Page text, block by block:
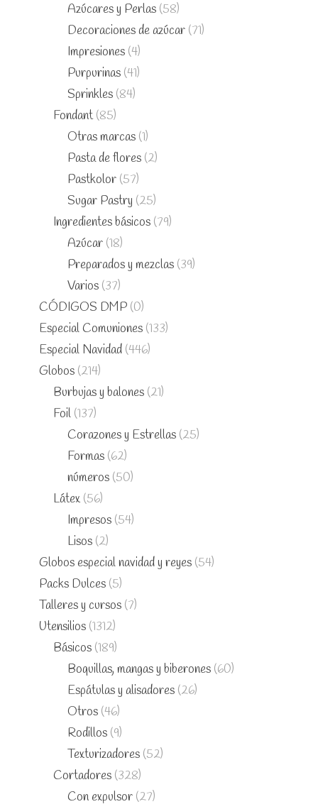
Azúcares y Perlas (58)
Decoraciones de azúcar (71)
Impresiones (4)
Purpurinas (41)
Sprinkles (84)
Fondant (85)
Otras marcas (1)
Pasta de flores (2)
Pastkolor (57)
Sugar Pastry (25)
Ingredientes básicos (79)
Azúcar (18)
Preparados y mezclas (39)
Varios (37)
CÓDIGOS DMP (0)
Especial Comuniones (133)
Especial Navidad (446)
Globos (214)
Burbujas y balones (21)
Foil (137)
Corazones y Estrellas (25)
Formas (62)
números (50)
Látex (56)
Impresos (54)
Lisos (2)
Globos especial navidad y reyes (54)
Packs Dulces (5)
Talleres y cursos (7)
Utensilios (1312)
Básicos (189)
Boquillas, mangas y biberones (60)
Espátulas y alisadores (26)
Otros (46)
Rodillos (9)
Texturizadores (52)
Cortadores (328)
Con expulsor (27)